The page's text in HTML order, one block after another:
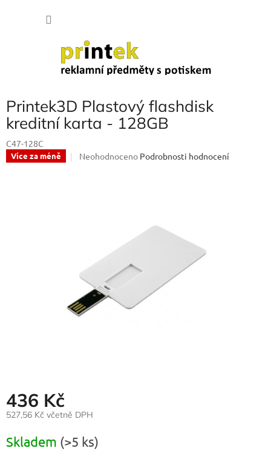
Printek3D Plastový flashdisk
kreditní karta - 128GB
C47-128C
Více za méně
Průměrné
Neohodnoceno Podrobnosti hodnocení
436 Kč
527,56 Kč včetně DPH
cena:
Skladem (>5 ks)